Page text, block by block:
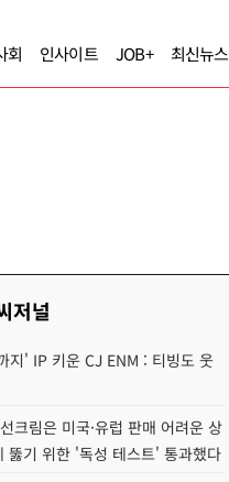
회 인사이트 JOB+ 최신뉴스
저널
지' IP 키운 CJ ENM : 티빙도 웃
크림은 미국·유럽 판매 어려운 상
뚫기 위한 '독성 테스트' 통과했다